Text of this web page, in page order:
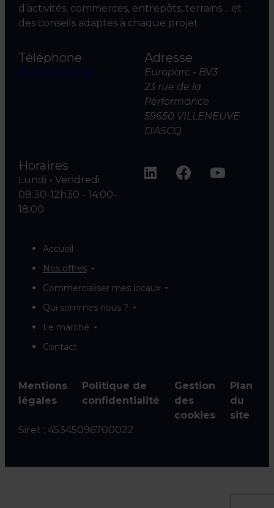
d’activités, commerces, entrepôts, terrains… et
des conseils adaptés à chaque projet.
Téléphone
03 20 04 06 00
Adresse
Europarc - BV3
23 rue de la
Performance
59650 VILLENEUVE
D'ASCQ
Horaires
Lundi - Vendredi
08:30-12h30 - 14:00-
18:00
Accueil
Nos offres
Commercialiser mes locaux
Qui sommes nous ?
Le marché
Contact
Mentions
légales
Politique de
confidentialité
Gestion
des
cookies
Plan
du
site
Siret : 45345096700022